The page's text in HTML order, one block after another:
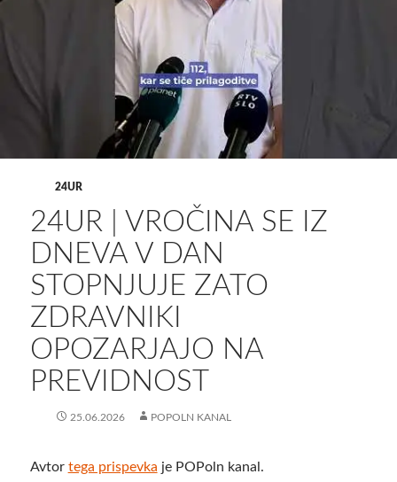
24UR
24UR | VROČINA SE IZ
DNEVA V DAN
STOPNJUJE ZATO
ZDRAVNIKI
OPOZARJAJO NA
PREVIDNOST
25.06.2026 POPOLN KANAL
Avtor tega prispevka je POPoln kanal.